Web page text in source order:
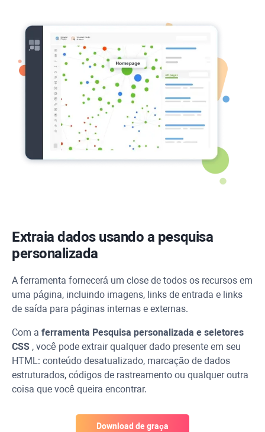
Extraia dados usando a pesquisa
personalizada
A ferramenta fornecerá um close de todos os recursos em
uma página, incluindo imagens, links de entrada e links
de saída para páginas internas e externas.
Com a ferramenta Pesquisa personalizada e seletores
CSS , você pode extrair qualquer dado presente em seu
HTML: conteúdo desatualizado, marcação de dados
estruturados, códigos de rastreamento ou qualquer outra
coisa que você queira encontrar.
Download de graça